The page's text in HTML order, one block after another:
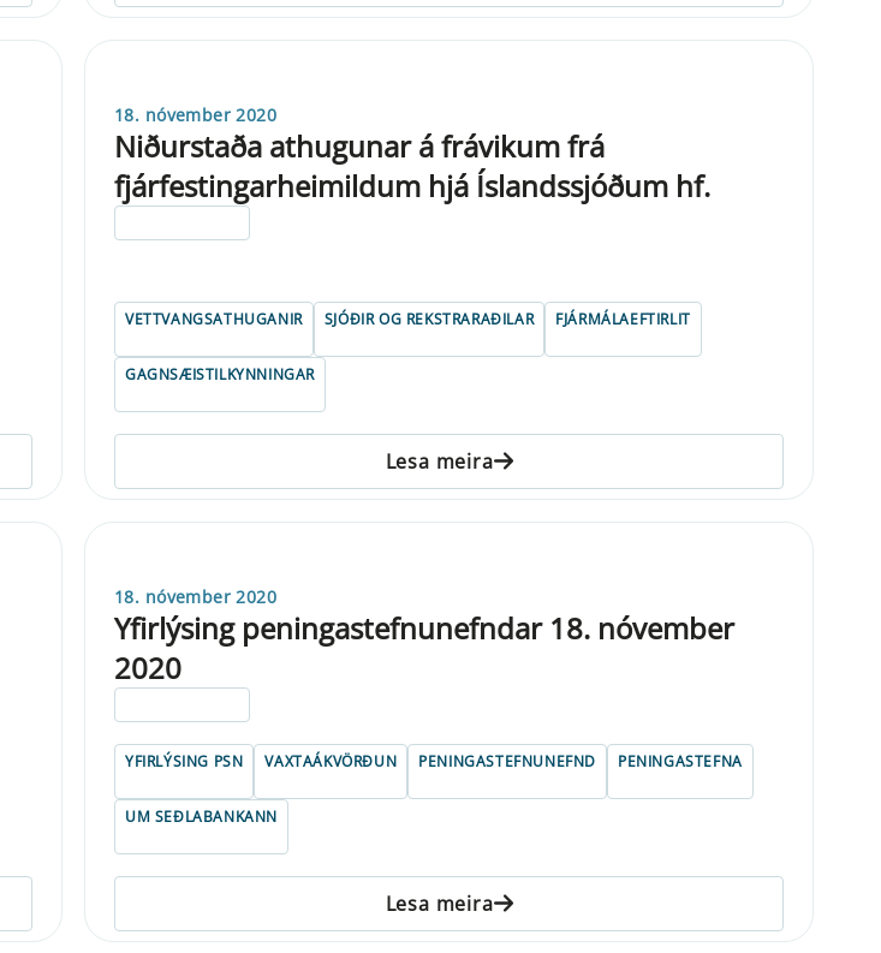
18. nóvember 2020
Niðurstaða athugunar á frávikum frá
fjárfestingarheimildum hjá Íslandssjóðum hf.
VETTVANGSATHUGANIR SJÓÐIR OG REKSTRARAÐILAR FJÁRMÁLAEFTIRLIT
GAGNSÆISTILKYNNINGAR
Lesa meira
18. nóvember 2020
Yfirlýsing peningastefnunefndar 18. nóvember
2020
YFIRLÝSING PSN VAXTAÁKVÖRÐUN PENINGASTEFNUNEFND PENINGASTEFNA
UM SEÐLABANKANN
Lesa meira